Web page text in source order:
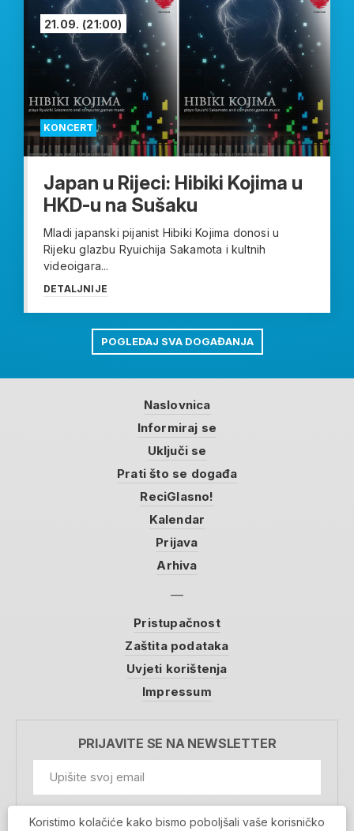
KONCERT
21.09. (21:00)
Japan u Rijeci: Hibiki Kojima u
HKD-u na Sušaku
Mladi japanski pijanist Hibiki Kojima donosi u
Rijeku glazbu Ryuichija Sakamota i kultnih
videoigara...
DETALJNIJE
POGLEDAJ SVA DOGAĐANJA
Naslovnica
Informiraj se
Uključi se
Prati što se događa
ReciGlasno!
Kalendar
Prijava
Arhiva
Pristupačnost
Zaštita podataka
Uvjeti korištenja
Impressum
PRIJAVITE SE NA NEWSLETTER
Koristimo kolačiće kako bismo poboljšali vaše korisničko